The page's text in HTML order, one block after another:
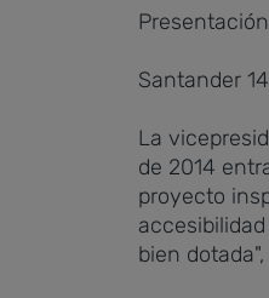
Santander
La
de 2014
proyecto
bien